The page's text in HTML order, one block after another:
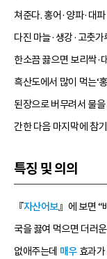
쳐준다. 홍어·양파·대
다진 마늘·생강·고춧가
한소끔 끓으면 보리싹·
흑산도에서 많이 먹는‘
된장으로 버무려서 물
간한 다음 마지막에 참
특징 및 의의
『자산어보』에 보면 “
국을 끓여 먹으면 더러
없애주는데 매우효과가